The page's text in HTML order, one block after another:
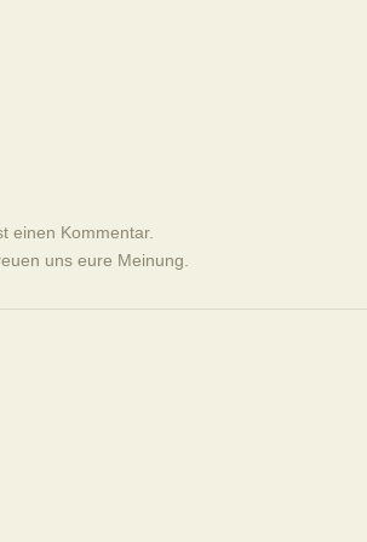
einen Kommentar.
uns eure Meinung.